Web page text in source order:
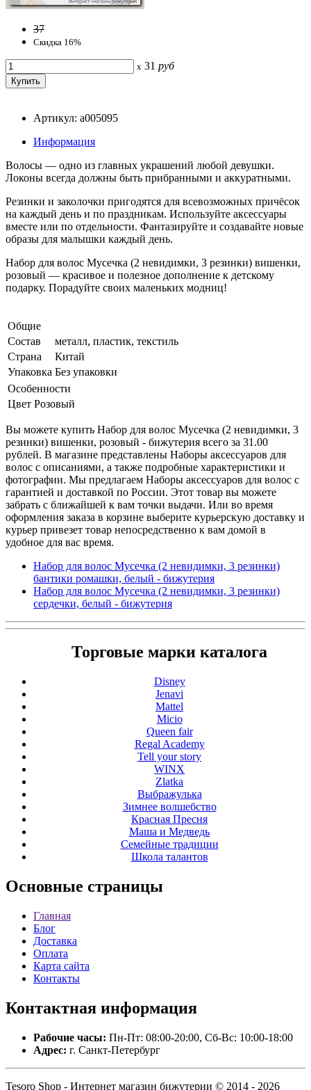
37
Скидка 16%
x 31 руб
Артикул: a005095
Информация
Волосы — одно из главных украшений любой девушки.
Локоны всегда должны быть прибранными и аккуратными.
Резинки и заколочки пригодятся для всевозможных причёсок
на каждый день и по праздникам. Используйте аксессуары
вместе или по отдельности. Фантазируйте и создавайте новые
образы для малышки каждый день.
Набор для волос Мусечка (2 невидимки, 3 резинки) вишенки,
розовый — красивое и полезное дополнение к детскому
подарку. Порадуйте своих маленьких модниц!
Общие
Состав
металл, пластик, текстиль
Страна
Китай
Упаковка Без упаковки
Особенности
Цвет Розовый
Вы можете купить Набор для волос Мусечка (2 невидимки, 3
резинки) вишенки, розовый - бижутерия всего за 31.00
рублей. В магазине представлены Наборы аксессуаров для
волос с описаниями, а также подробные характеристики и
фотографии. Мы предлагаем Наборы аксессуаров для волос с
гарантией и доставкой по России. Этот товар вы можете
забрать с ближайшей к вам точки выдачи. Или во время
оформления заказа в корзине выберите курьерскую доставку и
курьер привезет товар непосредственно к вам домой в
удобное для вас время.
Набор для волос Мусечка (2 невидимки, 3 резинки)
бантики ромашки, белый - бижутерия
Набор для волос Мусечка (2 невидимки, 3 резинки)
сердечки, белый - бижутерия
Торговые марки каталога
Disney
Jenavi
Mattel
Micio
Queen fair
Regal Academy
Tell your story
WINX
Zlatka
Выбражулька
Зимнее волшебство
Красная Пресня
Маша и Медведь
Семейные традиции
Школа талантов
Основные страницы
Главная
Блог
Доставка
Оплата
Карта сайта
Контакты
Контактная информация
Рабочие часы: Пн-Пт: 08:00-20:00, Сб-Вс: 10:00-18:00
Адрес: г. Санкт-Петербург
Tesoro Shop - Интернет магазин бижутерии © 2014 - 2026